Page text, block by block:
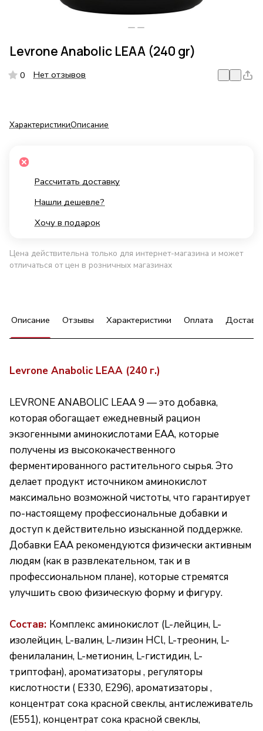
Levrone Anabolic LEAA (240 gr)
0 Нет отзывов
ХарактеристикиОписание
Рассчитать доставку
Нашли дешевле?
Хочу в подарок
Цена действительна только для интернет-магазина и может
отличаться от цен в розничных магазинах
Описание Отзывы Характеристики Оплата
Levrone Anabolic LEAA (240 г.)
LEVRONE ANABOLIC LEAA 9 — это добавка,
которая обогащает ежедневный рацион
экзогенными аминокислотами EAA, которые
получены из высококачественного
ферментированного растительного сырья. Это
делает продукт источником аминокислот
максимально возможной чистоты, что гарантирует
по-настоящему профессиональные добавки и
доступ к действительно изысканной поддержке.
Добавки EAA рекомендуются физически активным
людям (как в развлекательном, так и в
профессиональном плане), которые стремятся
улучшить свою физическую форму и фигуру.
Состав: Комплекс аминокислот (L-лейцин, L-
изолейцин, L-валин, L-лизин HCl, L-треонин, L-
фенилаланин, L-метионин, L-гистидин, L-
триптофан), ароматизаторы , регуляторы
кислотности ( Е330, Е296), ароматизаторы ,
концентрат сока красной свеклы, антислеживатель
(Е551), концентрат сока красной свеклы,